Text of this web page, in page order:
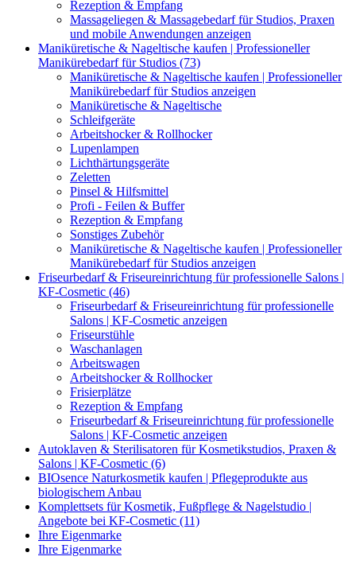
Rezeption & Empfang
Massageliegen & Massagebedarf für Studios, Praxen
und mobile Anwendungen anzeigen
Maniküretische & Nageltische kaufen | Professioneller
Manikürebedarf für Studios (73)
Maniküretische & Nageltische kaufen | Professioneller
Manikürebedarf für Studios anzeigen
Maniküretische & Nageltische
Schleifgeräte
Arbeitshocker & Rollhocker
Lupenlampen
Lichthärtungsgeräte
Zeletten
Pinsel & Hilfsmittel
Profi - Feilen & Buffer
Rezeption & Empfang
Sonstiges Zubehör
Maniküretische & Nageltische kaufen | Professioneller
Manikürebedarf für Studios anzeigen
Friseurbedarf & Friseureinrichtung für professionelle Salons |
KF-Cosmetic (46)
Friseurbedarf & Friseureinrichtung für professionelle
Salons | KF-Cosmetic anzeigen
Friseurstühle
Waschanlagen
Arbeitswagen
Arbeitshocker & Rollhocker
Frisierplätze
Rezeption & Empfang
Friseurbedarf & Friseureinrichtung für professionelle
Salons | KF-Cosmetic anzeigen
Autoklaven & Sterilisatoren für Kosmetikstudios, Praxen &
Salons | KF-Cosmetic (6)
BIOsence Naturkosmetik kaufen | Pflegeprodukte aus
biologischem Anbau
Komplettsets für Kosmetik, Fußpflege & Nagelstudio |
Angebote bei KF-Cosmetic (11)
Ihre Eigenmarke
Ihre Eigenmarke